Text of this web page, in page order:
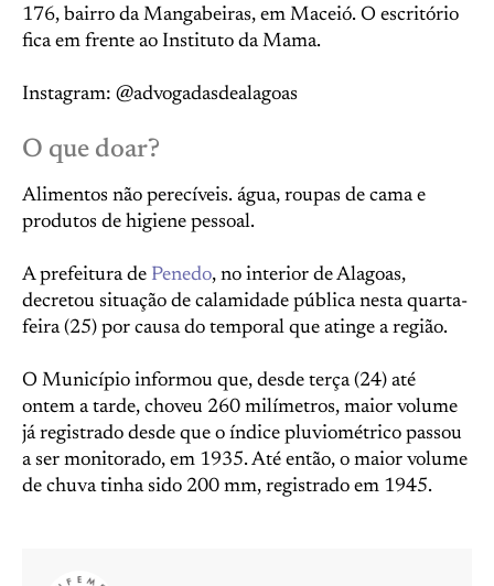
176, bairro da Mangabeiras, em Maceió. O escritório
fica em frente ao Instituto da Mama.
Instagram: @advogadasdealagoas
O que doar?
Alimentos não perecíveis. água, roupas de cama e
produtos de higiene pessoal.
A prefeitura de Penedo, no interior de Alagoas,
decretou situação de calamidade pública nesta quarta-
feira (25) por causa do temporal que atinge a região.
O Município informou que, desde terça (24) até
ontem a tarde, choveu 260 milímetros, maior volume
já registrado desde que o índice pluviométrico passou
a ser monitorado, em 1935. Até então, o maior volume
de chuva tinha sido 200 mm, registrado em 1945.